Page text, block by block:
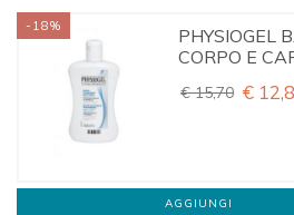
PHARMANUTRA SpA
ZETA FARMACEUTICI SpA
DECA LABORATORIO CHIMICO
PHYSIOGEL
CORPO E
€ 15,70 €
-18%
AGGIUNGI